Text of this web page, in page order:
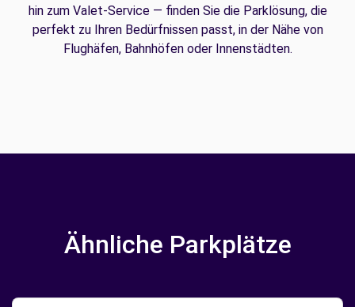
hin zum Valet-Service — finden Sie die Parklösung, die
perfekt zu Ihren Bedürfnissen passt, in der Nähe von
Flughäfen, Bahnhöfen oder Innenstädten.
Ähnliche Parkplätze